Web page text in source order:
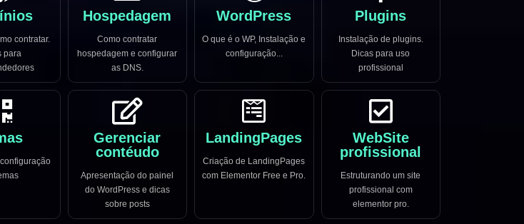
contratar.
para
Hospedagem
Como contratar
hospedagem e configurar
as DNS.
WordPress
O que é o WP, Instalação e
configuração...
Plugins
Instalação de plugins.
Dicas para uso
profissional
Gerenciar
contéudo
Apresentação do painel
do WordPress e dicas
sobre posts
LandingPages
Criação de LandingPages
com Elementor Free e Pro.
WebSite
profissional
Estruturando um site
profissional com
elementor pro.